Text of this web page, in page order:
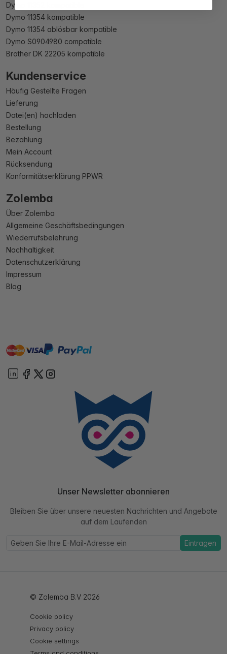
Dymo 11352 kompatible
Dymo 11354 kompatible
Dymo 11354 ablösbar kompatible
Dymo S0904980 compatible
Brother DK 22205 kompatible
Kundenservice
Häufig Gestellte Fragen
Lieferung
Datei(en) hochladen
Bestellung
Bezahlung
Mein Account
Rücksendung
Konformitätserklärung PPWR
Zolemba
Über Zolemba
Allgemeine Geschäftsbedingungen
Wiederrufsbelehrung
Nachhaltigkeit
Datenschutzerklärung
Impressum
Blog
mastervisa paypal
Unser Newsletter abonnieren
Bleiben Sie über unsere neuesten Nachrichten und Angebote
auf dem Laufenden
Eintragen
© Zolemba B.V 2026
Cookie policy
Privacy policy
Cookie settings